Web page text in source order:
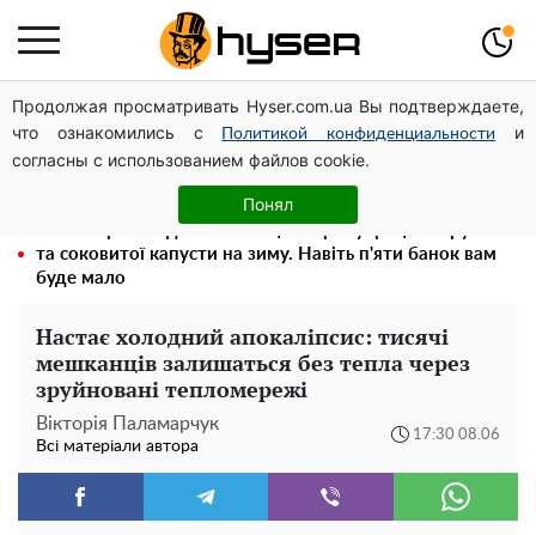
Продолжая просматривать Hyser.com.ua Вы подтверждаете,
что ознакомились с
Политикой конфиденциальности
и
согласны с использованием файлов cookie.
Понял
Олена Тополя злив відео – це далеко не все: фронтмен
"Антитіла" Тарас Тополя став наступним
Повністю гола Анна Трінчер блиснула "принадами":
таких розмірів ви ще не бачили
та соковитої капусти на зиму. Навіть п'яти банок вам
буде мало
Настає холодний апокаліпсис: тисячі
мешканців залишаться без тепла через
зруйновані тепломережі
Вікторія Паламарчук
Всі матеріали автора
17:30 08.06